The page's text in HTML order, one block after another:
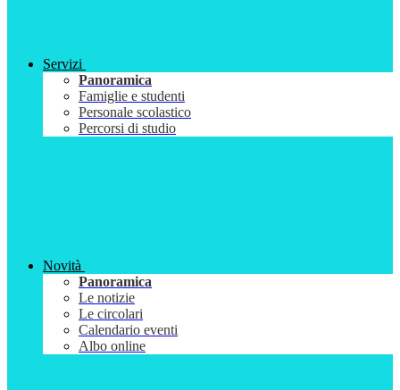
Servizi
Panoramica
Famiglie e studenti
Personale scolastico
Percorsi di studio
Novità
Panoramica
Le notizie
Le circolari
Calendario eventi
Albo online